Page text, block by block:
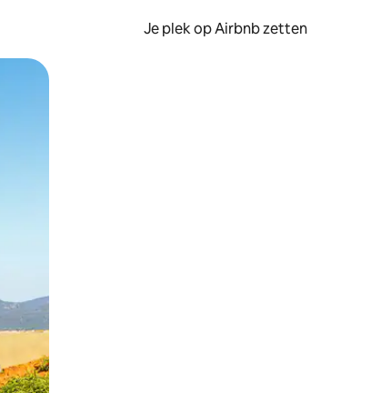
Je plek op Airbnb zetten
swipen.